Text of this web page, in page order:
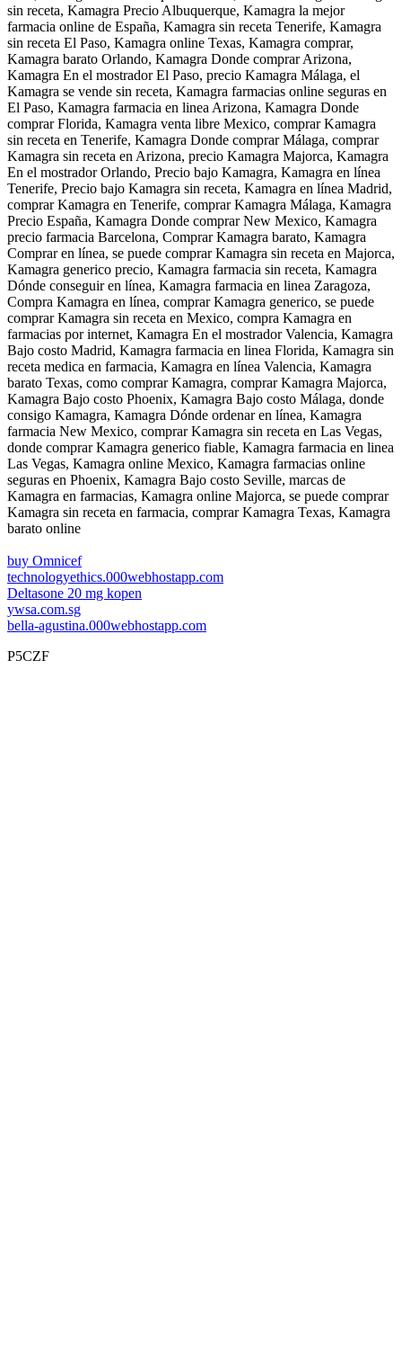
sin receta, Kamagra Precio Albuquerque, Kamagra la mejor
farmacia online de España, Kamagra sin receta Tenerife, Kamagra
sin receta El Paso, Kamagra online Texas, Kamagra comprar,
Kamagra barato Orlando, Kamagra Donde comprar Arizona,
Kamagra En el mostrador El Paso, precio Kamagra Málaga, el
Kamagra se vende sin receta, Kamagra farmacias online seguras en
El Paso, Kamagra farmacia en linea Arizona, Kamagra Donde
comprar Florida, Kamagra venta libre Mexico, comprar Kamagra
sin receta en Tenerife, Kamagra Donde comprar Málaga, comprar
Kamagra sin receta en Arizona, precio Kamagra Majorca, Kamagra
En el mostrador Orlando, Precio bajo Kamagra, Kamagra en línea
Tenerife, Precio bajo Kamagra sin receta, Kamagra en línea Madrid,
comprar Kamagra en Tenerife, comprar Kamagra Málaga, Kamagra
Precio España, Kamagra Donde comprar New Mexico, Kamagra
precio farmacia Barcelona, Comprar Kamagra barato, Kamagra
Comprar en línea, se puede comprar Kamagra sin receta en Majorca,
Kamagra generico precio, Kamagra farmacia sin receta, Kamagra
Dónde conseguir en línea, Kamagra farmacia en linea Zaragoza,
Compra Kamagra en línea, comprar Kamagra generico, se puede
comprar Kamagra sin receta en Mexico, compra Kamagra en
farmacias por internet, Kamagra En el mostrador Valencia, Kamagra
Bajo costo Madrid, Kamagra farmacia en linea Florida, Kamagra sin
receta medica en farmacia, Kamagra en línea Valencia, Kamagra
barato Texas, como comprar Kamagra, comprar Kamagra Majorca,
Kamagra Bajo costo Phoenix, Kamagra Bajo costo Málaga, donde
consigo Kamagra, Kamagra Dónde ordenar en línea, Kamagra
farmacia New Mexico, comprar Kamagra sin receta en Las Vegas,
donde comprar Kamagra generico fiable, Kamagra farmacia en linea
Las Vegas, Kamagra online Mexico, Kamagra farmacias online
seguras en Phoenix, Kamagra Bajo costo Seville, marcas de
Kamagra en farmacias, Kamagra online Majorca, se puede comprar
Kamagra sin receta en farmacia, comprar Kamagra Texas, Kamagra
barato online
buy Omnicef
technologyethics.000webhostapp.com
Deltasone 20 mg kopen
ywsa.com.sg
bella-agustina.000webhostapp.com
P5CZF